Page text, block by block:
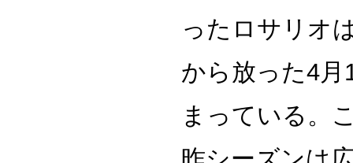
ったロサリオ
から放った4月
まっている。